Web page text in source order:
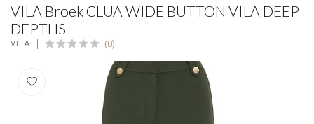
VILA Broek CLUA WIDE BUTTON VILA DEEP
DEPTHS
VILA (0)